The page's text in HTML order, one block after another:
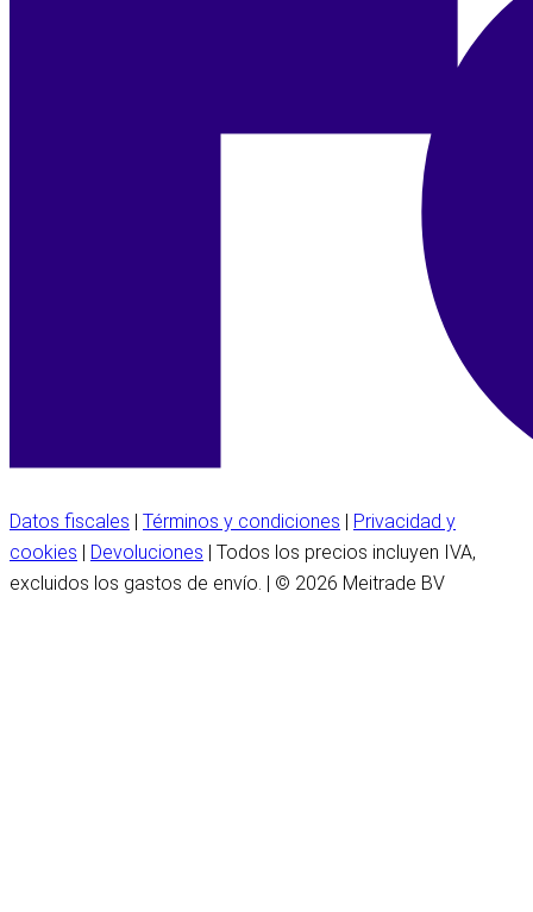
Datos fiscales Términos y condiciones
Privacidad y
cookies
Devoluciones | Todos los precios incluyen IVA,
excluidos los gastos de envío. | © 2026 Meitrade BV